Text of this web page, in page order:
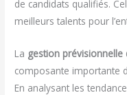
de candidats qualifiés.
meilleurs talents pour
La gestion prévisionnelle
composante importante
En analysant les